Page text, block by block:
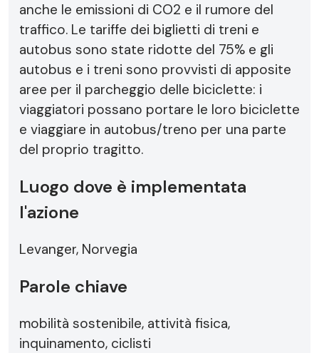
anche le emissioni di CO2 e il rumore del
traffico. Le tariffe dei biglietti di treni e
autobus sono state ridotte del 75% e gli
autobus e i treni sono provvisti di apposite
aree per il parcheggio delle biciclette: i
viaggiatori possano portare le loro biciclette
e viaggiare in autobus/treno per una parte
del proprio tragitto.
Luogo dove è implementata
l'azione
Levanger, Norvegia
Parole chiave
mobilità sostenibile, attività fisica,
inquinamento, ciclisti